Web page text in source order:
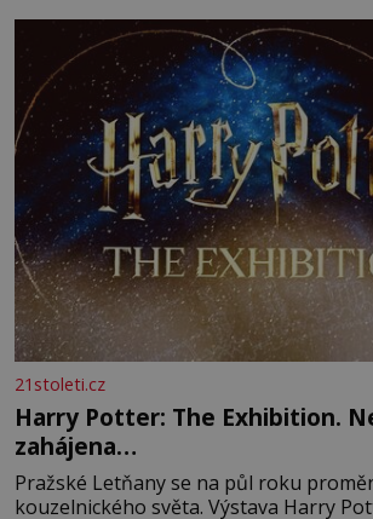
21stoleti.cz
Harry Potter: The Exhibition.
zahájena…
Pražské Letňany se na půl roku
kouzelnického světa. Výstava Harry